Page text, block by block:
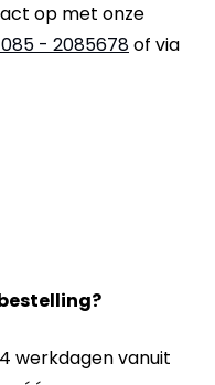
op met onze
085 - 2085678of via
werkdagen vanuit